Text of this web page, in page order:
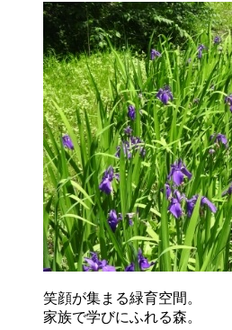
笑顔が集まる緑育空間。
家族で学びにふれる森。